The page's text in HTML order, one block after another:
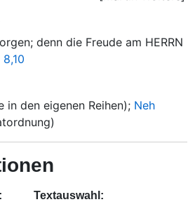
denn die Freude am HERRN
8,10
in den eigenen Reihen); Neh
Textauswahl: